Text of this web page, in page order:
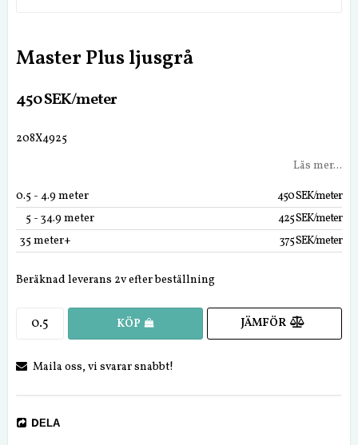
Master Plus ljusgrå
450 SEK/meter
208X4925
Läs mer...
0.5 - 4.9 meter
450 SEK/meter
5 - 34.9 meter
425 SEK/meter
35 meter+ 375 SEK/meter
Beräknad leverans 2v efter beställning
KÖP JÄMFÖR
Maila oss, vi svarar snabbt!
DELA